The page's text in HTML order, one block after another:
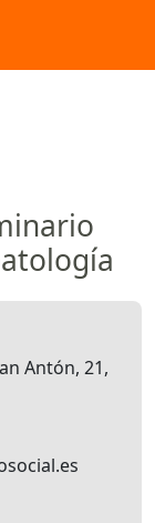
Antón, 21,